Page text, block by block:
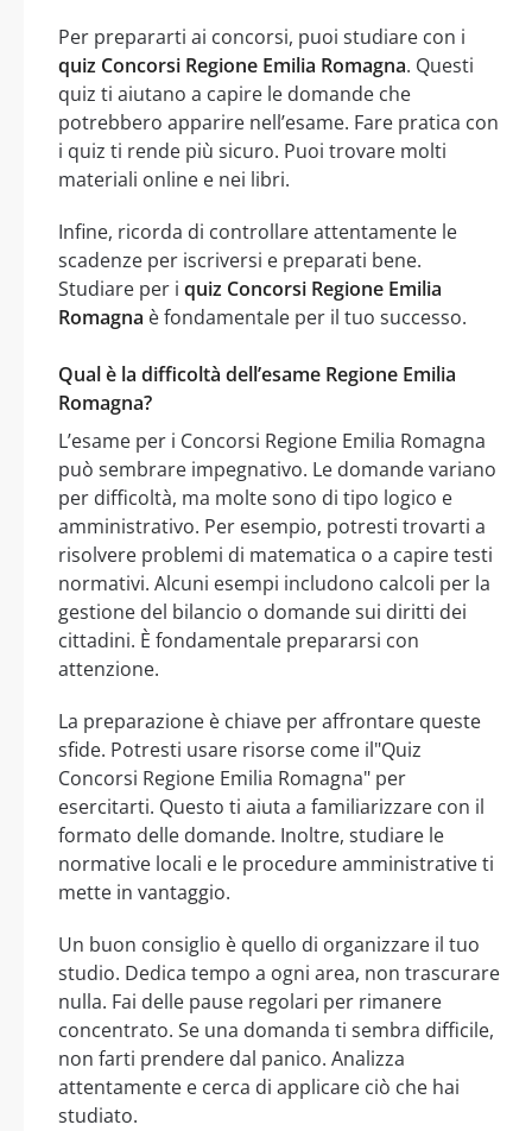
Per prepararti ai concorsi, puoi studiare con i
quiz Concorsi Regione Emilia Romagna. Questi
quiz ti aiutano a capire le domande che
potrebbero apparire nell’esame. Fare pratica con
i quiz ti rende più sicuro. Puoi trovare molti
materiali online e nei libri.
Infine, ricorda di controllare attentamente le
scadenze per iscriversi e preparati bene.
Studiare per i quiz Concorsi Regione Emilia
Romagna è fondamentale per il tuo successo.
Qual è la difficoltà dell’esame Regione Emilia
Romagna?
L’esame per i Concorsi Regione Emilia Romagna
può sembrare impegnativo. Le domande variano
per difficoltà, ma molte sono di tipo logico e
amministrativo. Per esempio, potresti trovarti a
risolvere problemi di matematica o a capire testi
normativi. Alcuni esempi includono calcoli per la
gestione del bilancio o domande sui diritti dei
cittadini. È fondamentale prepararsi con
attenzione.
La preparazione è chiave per affrontare queste
sfide. Potresti usare risorse come il"Quiz
Concorsi Regione Emilia Romagna" per
esercitarti. Questo ti aiuta a familiarizzare con il
formato delle domande. Inoltre, studiare le
normative locali e le procedure amministrative ti
mette in vantaggio.
Un buon consiglio è quello di organizzare il tuo
studio. Dedica tempo a ogni area, non trascurare
nulla. Fai delle pause regolari per rimanere
concentrato. Se una domanda ti sembra difficile,
non farti prendere dal panico. Analizza
attentamente e cerca di applicare ciò che hai
studiato.